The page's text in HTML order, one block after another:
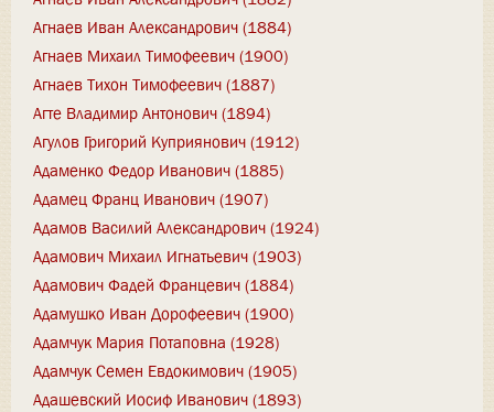
Агнаев Иван Александрович (1884)
Агнаев Михаил Тимофеевич (1900)
Агнаев Тихон Тимофеевич (1887)
Агте Владимир Антонович (1894)
Агулов Григорий Куприянович (1912)
Адаменко Федор Иванович (1885)
Адамец Франц Иванович (1907)
Адамов Василий Александрович (1924)
Адамович Михаил Игнатьевич (1903)
Адамович Фадей Францевич (1884)
Адамушко Иван Дорофеевич (1900)
Адамчук Мария Потаповна (1928)
Адамчук Семен Евдокимович (1905)
Адашевский Иосиф Иванович (1893)